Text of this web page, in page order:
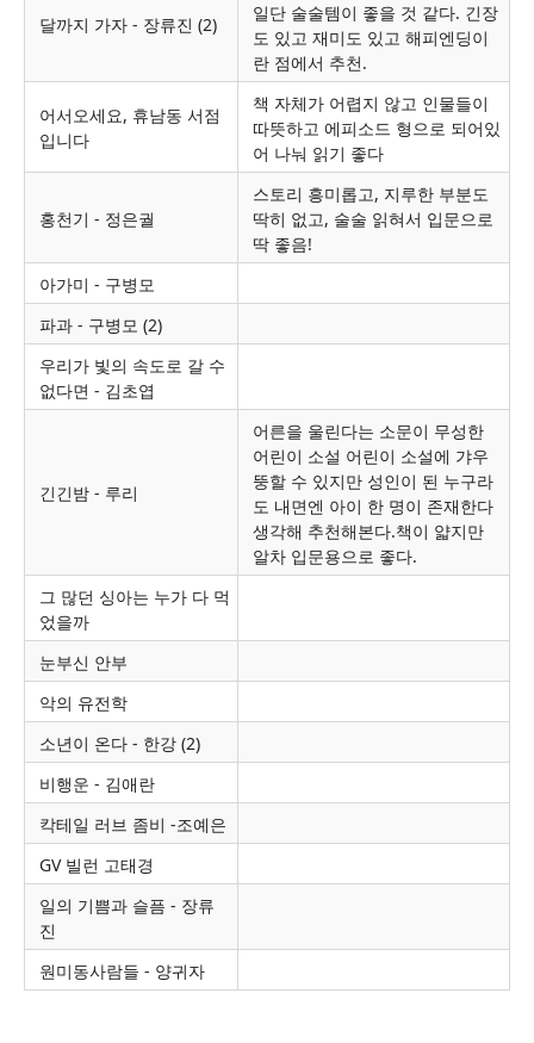
달까지 가자 - 장류진 (2)
일단 술술템이 좋을 것 같다. 긴장
도 있고 재미도 있고 해피엔딩이
란 점에서 추천.
어서오세요, 휴남동 서점
입니다
책 자체가 어렵지 않고 인물들이
따뜻하고 에피소드 형으로 되어있
어 나눠 읽기 좋다
홍천기 - 정은궐
스토리 흥미롭고, 지루한 부분도
딱히 없고, 술술 읽혀서 입문으로
딱 좋음!
아가미 - 구병모
파과 - 구병모 (2)
우리가 빛의 속도로 갈 수
없다면 - 김초엽
긴긴밤 - 루리
어른을 울린다는 소문이 무성한
어린이 소설 어린이 소설에 갸우
뚱할 수 있지만 성인이 된 누구라
도 내면엔 아이 한 명이 존재한다
생각해 추천해본다.책이 얇지만
알차 입문용으로 좋다.
그 많던 싱아는 누가 다 먹
었을까
눈부신 안부
악의 유전학
소년이 온다 - 한강 (2)
비행운 - 김애란
칵테일 러브 좀비 -조예은
GV 빌런 고태경
일의 기쁨과 슬픔 - 장류
진
원미동사람들 - 양귀자